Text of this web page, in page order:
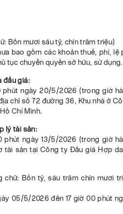
Bốn mươi sáu tỷ, chín trăm triệu)
bao gồm các khoản thuế, phí, lệ
tục chuyển quyền sở hữu, sử dụng.
đấu giá:
ngày 20/5/2026 (trong giờ
chỉ số 72 đường 36, Khu nhà ở
Chí Minh.
lý tài sản:
phút ngày 13/5/2026 (trong giờ
tài sản tại Công ty Đấu giá Hợp
chữ: Bốn tỷ, sáu trăm chín mươi
05/5/2026 đến 17 giờ 00 phút